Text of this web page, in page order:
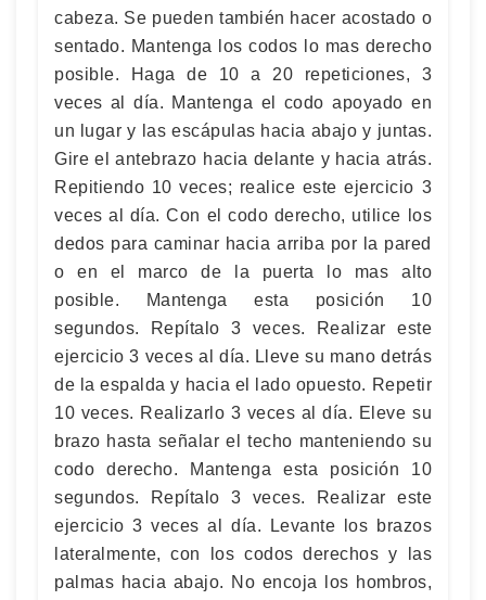
cabeza. Se pueden también hacer acostado o
sentado. Mantenga los codos lo mas derecho
posible. Haga de 10 a 20 repeticiones, 3
veces al día. Mantenga el codo apoyado en
un lugar y las escápulas hacia abajo y juntas.
Gire el antebrazo hacia delante y hacia atrás.
Repitiendo 10 veces; realice este ejercicio 3
veces al día. Con el codo derecho, utilice los
dedos para caminar hacia arriba por la pared
o en el marco de la puerta lo mas alto
posible. Mantenga esta posición 10
segundos. Repítalo 3 veces. Realizar este
ejercicio 3 veces al día. Lleve su mano detrás
de la espalda y hacia el lado opuesto. Repetir
10 veces. Realizarlo 3 veces al día. Eleve su
brazo hasta señalar el techo manteniendo su
codo derecho. Mantenga esta posición 10
segundos. Repítalo 3 veces. Realizar este
ejercicio 3 veces al día. Levante los brazos
lateralmente, con los codos derechos y las
palmas hacia abajo. No encoja los hombros,